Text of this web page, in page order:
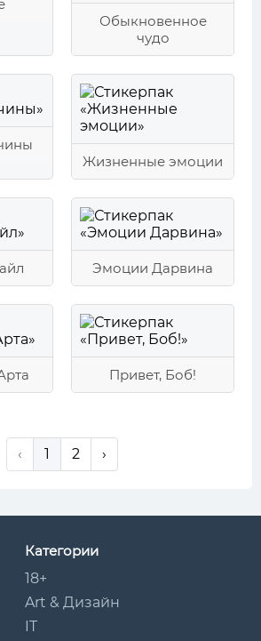
Обыкновенное
чудо
Жизненные эмоции
Эмоции Дарвина
Привет, Боб!
‹ 1 2 ›
Категории
18+
Art & Дизайн
IT